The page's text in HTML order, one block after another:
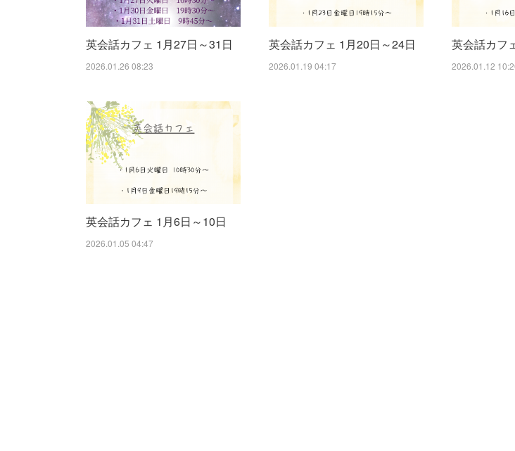
英会話カフェ 1月27日～31日
2026.01.26 08:23
英会話カフェ 1月20日～24日
2026.01.19 04:17
英会話カフ
2026.01.12
英会話カフェ 1月6日～10日
2026.01.05 04:47